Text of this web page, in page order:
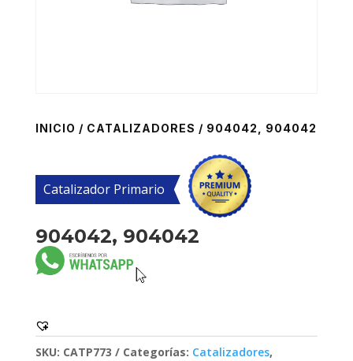
INICIO / CATALIZADORES / 904042, 904042
Catalizador Primario
904042, 904042
SKU: CATP773 Categorías: Catalizadores,